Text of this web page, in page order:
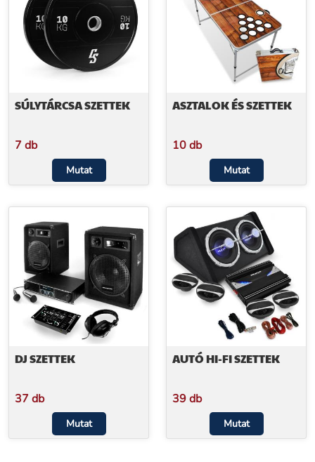
SÚLYTÁRCSA SZETTEK
7 db
Mutat
ASZTALOK ÉS SZETTEK
10 db
Mutat
DJ SZETTEK
37 db
Mutat
AUTÓ HI-FI SZETTEK
39 db
Mutat